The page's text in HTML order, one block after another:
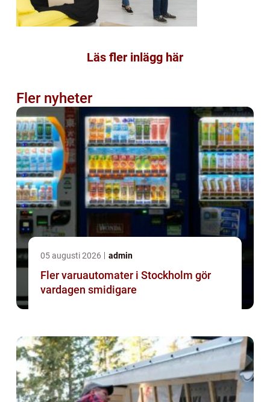
Läs fler inlägg här
Fler nyheter
05 augusti 2026 admin
Fler varuautomater i Stockholm gör
vardagen smidigare